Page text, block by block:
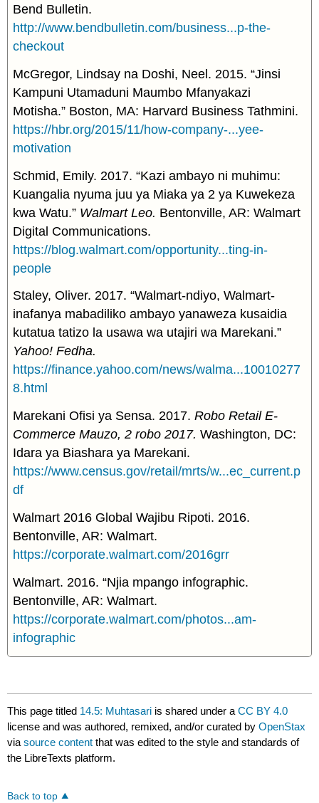
Bend Bulletin.
http://www.bendbulletin.com/business...p-the-
checkout
McGregor, Lindsay na Doshi, Neel. 2015. “Jinsi
Kampuni Utamaduni Maumbo Mfanyakazi
Motisha.” Boston, MA: Harvard Business Tathmini.
https://hbr.org/2015/11/how-company-...yee-
motivation
Schmid, Emily. 2017. “Kazi ambayo ni muhimu:
Kuangalia nyuma juu ya Miaka ya 2 ya Kuwekeza
kwa Watu.” Walmart Leo. Bentonville, AR: Walmart
Digital Communications.
https://blog.walmart.com/opportunity...ting-in-
people
Staley, Oliver. 2017. “Walmart-ndiyo, Walmart-
inafanya mabadiliko ambayo yanaweza kusaidia
kutatua tatizo la usawa wa utajiri wa Marekani.”
Yahoo! Fedha.
https://finance.yahoo.com/news/walma...10010277
8.html
Marekani Ofisi ya Sensa. 2017.Robo Retail E-
Commerce Mauzo, 2 robo 2017.Washington, DC:
Idara ya Biashara ya Marekani.
https://www.census.gov/retail/mrts/w...ec_current.p
df
Walmart 2016 Global Wajibu Ripoti. 2016.
Bentonville, AR: Walmart.
https://corporate.walmart.com/2016grr
Walmart. 2016. “Njia mpango infographic.
Bentonville, AR: Walmart.
https://corporate.walmart.com/photos...am-
infographic
This page titled 14.5: Muhtasari is shared under aCC BY 4.0
license and was authored, remixed, and/or curated byOpenStax
viasource content that was edited to the style and standards of
the LibreTexts platform.
Back to top